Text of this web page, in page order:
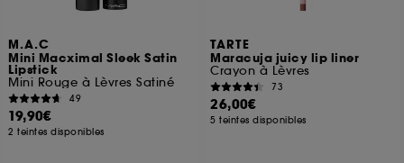
M.A.C
Mini Macximal Sleek Satin
Lipstick
Mini Rouge à Lèvres Satiné
49
19,90€
2 teintes disponibles
TARTE
Maracuja juicy lip liner
Crayon à Lèvres
73
26,00€
5 teintes disponibles